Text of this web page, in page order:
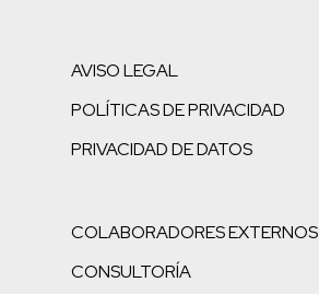
AVISO LEGAL
POLÍTICAS DE PRIVACIDAD
PRIVACIDAD DE DATOS
COLABORADORES EXTERNOS
CONSULTORÍA